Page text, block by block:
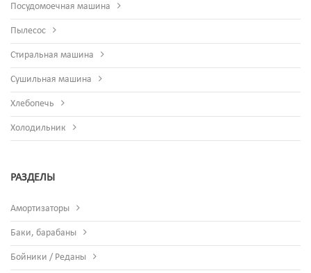
Посудомоечная машина
Пылесос
Стиральная машина
Сушильная машина
Хлебопечь
Холодильник
РАЗДЕЛЫ
Амортизаторы
Баки, барабаны
Бойники / Реданы